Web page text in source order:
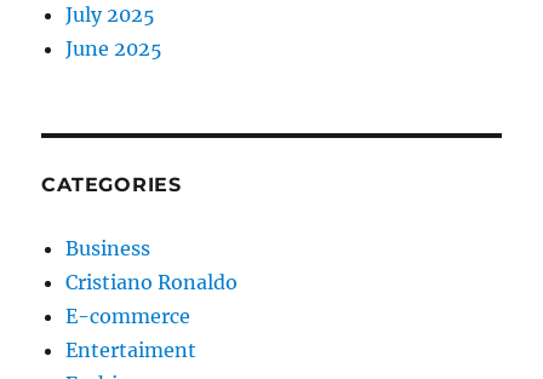
July 2025
June 2025
CATEGORIES
Business
Cristiano Ronaldo
E-commerce
Entertaiment